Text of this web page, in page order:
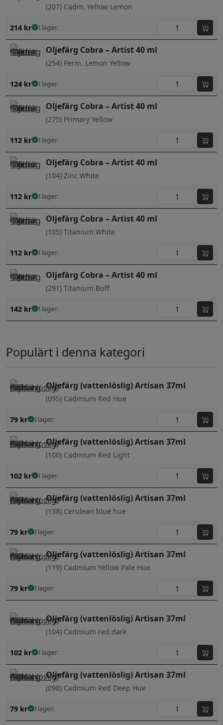
(207) Cadm. Yellow Lemon
214 kr I lager:
Oljefärg Cobra – Artist 40 ml
(254) Perm. Lemon Yellow
124 kr I lager:
Oljefärg Cobra – Artist 40 ml
(275) Primary Yellow
112 kr I lager:
Oljefärg Cobra – Artist 40 ml
(104) Zinc White
112 kr I lager:
Oljefärg Cobra – Artist 40 ml
(105) Titanium White
112 kr I lager:
Oljefärg Cobra – Artist 40 ml
(291) Titanium Buff
142 kr I lager:
Populärt i denna kategori
Oljefärg (vattenlöslig) Artisan 37ml
(095) Cadmium Red Hue
79 kr I lager:
Oljefärg (vattenlöslig) Artisan 37ml
(100) Cadmium Red Light
102 kr I lager:
Oljefärg (vattenlöslig) Artisan 37ml
(138) Cerulean blue hue
79 kr I lager:
Oljefärg (vattenlöslig) Artisan 37ml
(119) Cadmium Yellow Pale Hue
79 kr I lager:
Oljefärg (vattenlöslig) Artisan 37ml
(104) Cadmium red dark
102 kr I lager:
Oljefärg (vattenlöslig) Artisan 37ml
(098) Cadmium Red Deep Hue
79 kr I lager: